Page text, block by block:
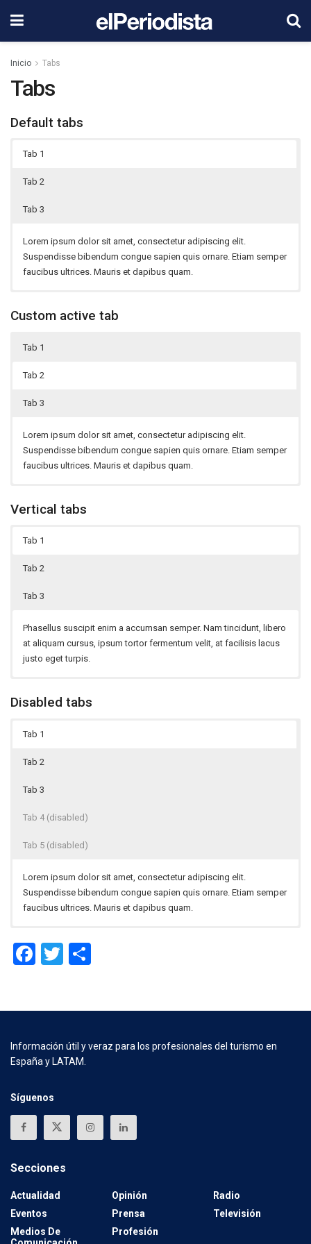
Inicio Tabs
Tabs
Default tabs
Tab 1
Tab 2
Tab 3
Lorem ipsum dolor sit amet, consectetur adipiscing elit.
Suspendisse bibendum congue sapien quis ornare. Etiam semper
faucibus ultrices. Mauris et dapibus quam.
purus condimentum lectus congue hendrerit.
at aliquam cursus, ipsum tortor fermentum velit, at facilisis lacus
Custom active tab
Tab 1
Tab 2
Tab 3
at aliquam cursus, ipsum tortor fermentum velit, at facilisis lacus
justo eget turpis.
Lorem ipsum dolor sit amet, consectetur adipiscing elit.
Suspendisse bibendum congue sapien quis ornare. Etiam semper
faucibus ultrices. Mauris et dapibus quam.
Vertical tabs
Tab 1
Tab 2
Tab 3
Phasellus suscipit enim a accumsan semper. Nam tincidunt, libero
at aliquam cursus, ipsum tortor fermentum velit, at facilisis lacus
justo eget turpis.
at aliquam cursus, ipsum tortor fermentum velit, at facilisis lacus
Suspendisse bibendum congue sapien quis ornare. Etiam semper
Disabled tabs
Tab 1
Tab 2
Tab 3
Tab 4 (disabled)
Tab 5 (disabled)
Lorem ipsum dolor sit amet, consectetur adipiscing elit.
Suspendisse bibendum congue sapien quis ornare. Etiam semper
faucibus ultrices. Mauris et dapibus quam.
at aliquam cursus, ipsum tortor fermentum velit, at facilisis lacus
justo eget turpis.
Facebook
Twitter
Información útil y veraz para los profesionales del turismo en
España y LATAM.
Síguenos
Secciones
Actualidad
Eventos
Medios De
Opinión
Prensa
Profesión
Radio
Televisión